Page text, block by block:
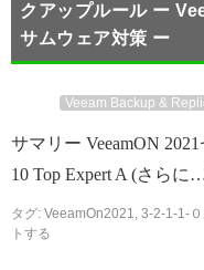
クアップルール ー
サムウェア対策 ー
Veeam Backup &
サマリー VeeamON
10 Top Expert A (さらに
タグ: VeeamOn2021, 3-2-1-1-
トする